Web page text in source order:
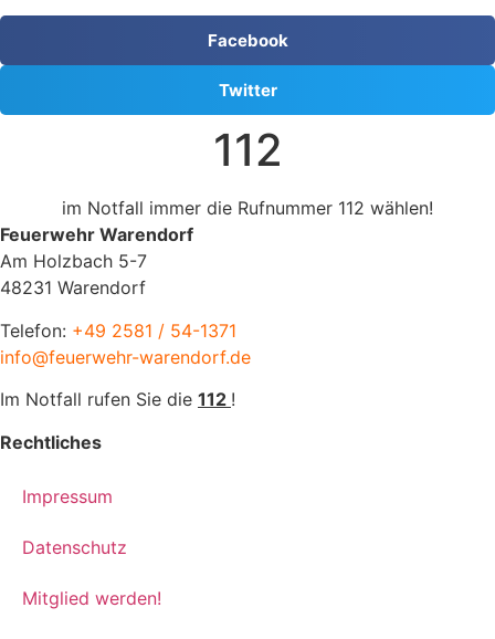
Facebook
Twitter
112
im Notfall immer die Rufnummer 112 wählen!
Feuerwehr Warendorf
Am Holzbach 5-7
48231 Warendorf
Telefon: +49 2581 / 54-1371
info@feuerwehr-warendorf.de
Im Notfall rufen Sie die 112 !
Rechtliches
Impressum
Datenschutz
Mitglied werden!